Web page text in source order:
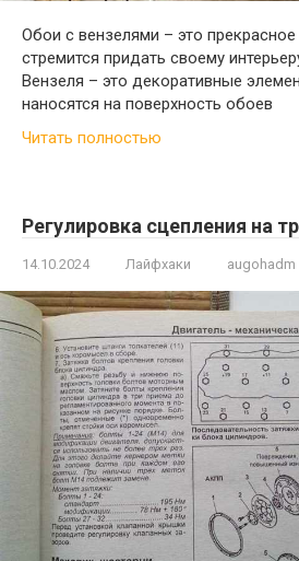
Обои с вензелями – это
стремится придать своему
Вензеля – это декоративные
наносятся на поверхность обоев
Читать полностью
Регулировка сцепления на
14.10.2024 Лайфхаки augohadm